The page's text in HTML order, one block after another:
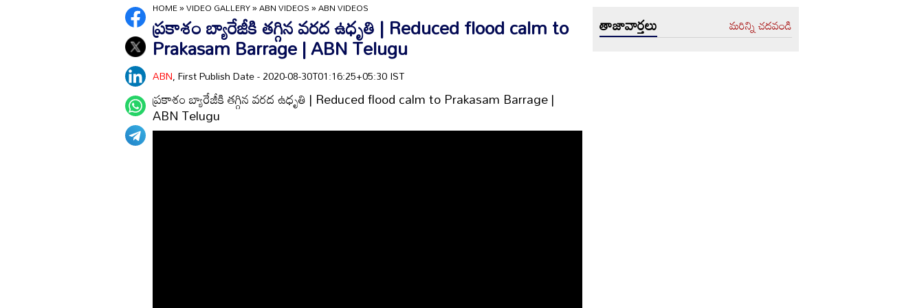
HOME»VIDEO GALLERY»ABN VIDEOS»ABN VIDEOS
ప్రకాశం బ్యారేజీకి తగ్గిన వరద ఉధృతి | Reduced flood calm to
Prakasam Barrage | ABN Telugu
ABN, First Publish Date - 2020-08-30T01:16:25+05:30 IST
ప్రకాశం బ్యారేజీకి తగ్గిన వరద ఉధృతి | Reduced flood calm to Prakasam Barrage |
ABN Telugu
తాజావార్తలు మరిన్ని చదవండి